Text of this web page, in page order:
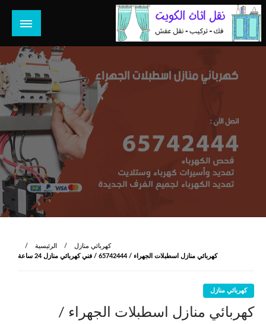
التخطي
إلى
المحتوى
هل تبحث عن أفضل خدمات بالكويت؟ خدمة فك نقل تركيب صيانة
الرئيسية
كهربائي منازل
كهربائي منازل اسطبلات الجهراء / 65742444 / فني كهربائي منازل 24 ساعة
كهربائي منازل
كهربائي منازل اسطبلات الجهراء /